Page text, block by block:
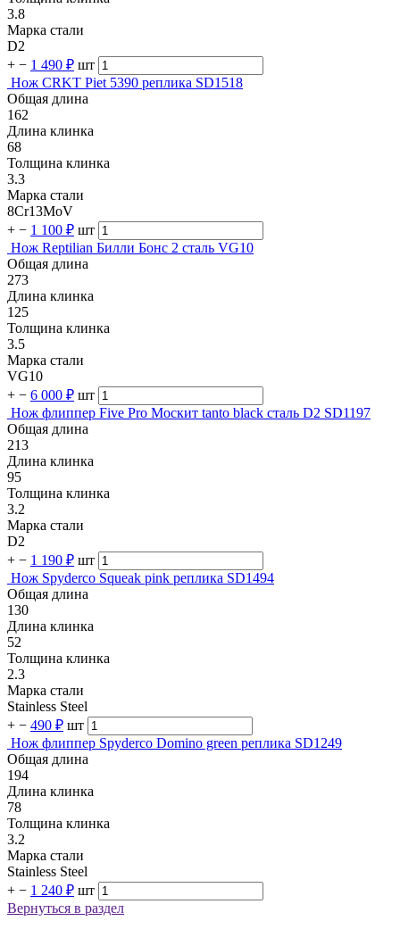
3.8
Марка стали
D2
+ − 1 490 ₽ шт
Нож CRKT Piet 5390 реплика SD1518
Общая длина
162
Длина клинка
68
Толщина клинка
3.3
Марка стали
8Cr13MoV
+ − 1 100 ₽ шт
Нож Reptilian Билли Бонс 2 сталь VG10
Общая длина
273
Длина клинка
125
Толщина клинка
3.5
Марка стали
VG10
+ − 6 000 ₽ шт
Нож флиппер Five Pro Москит tanto black сталь D2 SD1197
Общая длина
213
Длина клинка
95
Толщина клинка
3.2
Марка стали
D2
+ − 1 190 ₽ шт
Нож Spyderco Squeak pink реплика SD1494
Общая длина
130
Длина клинка
52
Толщина клинка
2.3
Марка стали
Stainless Steel
+ − 490 ₽ шт
Нож флиппер Spyderco Domino green реплика SD1249
Общая длина
194
Длина клинка
78
Толщина клинка
3.2
Марка стали
Stainless Steel
+ − 1 240 ₽ шт
Вернуться в раздел